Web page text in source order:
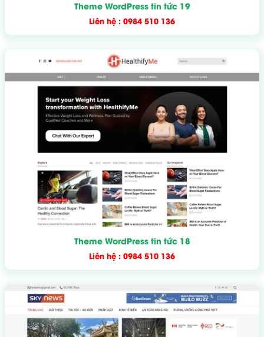
Theme WordPress tin tức 19
Liên hệ : 0984 510 136
Theme WordPress tin tức 18
Liên hệ : 0984 510 136